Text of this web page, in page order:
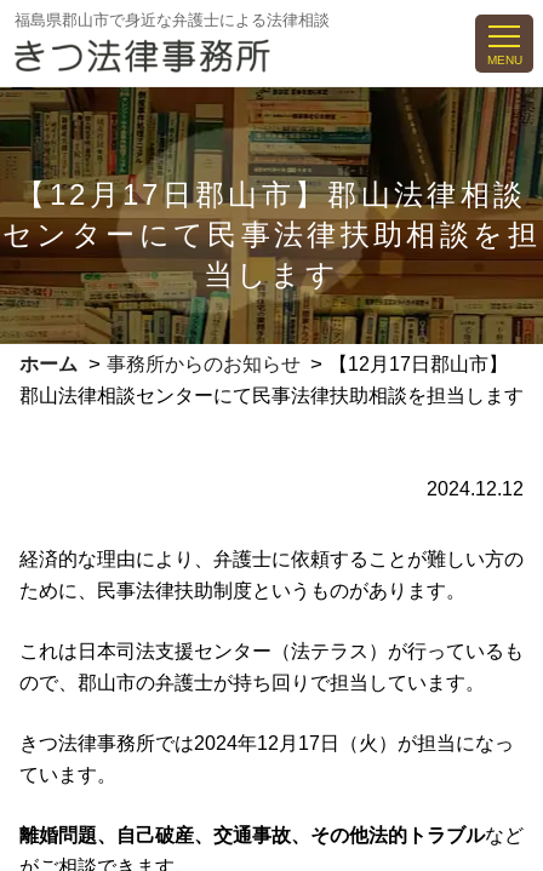
コ
ン
へ
ス
キ
プ
福島県郡山市で身近な弁護士による法律相談
MENU
【12月17日郡山市】郡山法律相談
センターにて民事法律扶助相談を担
当します
ホーム > 事務所からのお知らせ >
【12月17日郡山市】
郡山法律相談センターにて民事法律扶助相談を担当します
2024.12.12
経済的な理由により、弁護士に依頼することが難しい方の
ために、民事法律扶助制度というものがあります。
これは日本司法支援センター（法テラス）が行っているも
ので、郡山市の弁護士が持ち回りで担当しています。
きつ法律事務所では2024年12月17日（火）が担当になっ
ています。
離婚問題、自己破産、交通事故、その他法的トラブルなど